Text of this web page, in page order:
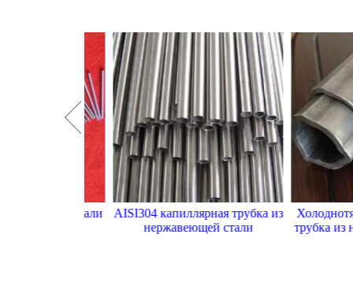
AISI304 капиллярная трубка из
нержавеющей стали
трубка из